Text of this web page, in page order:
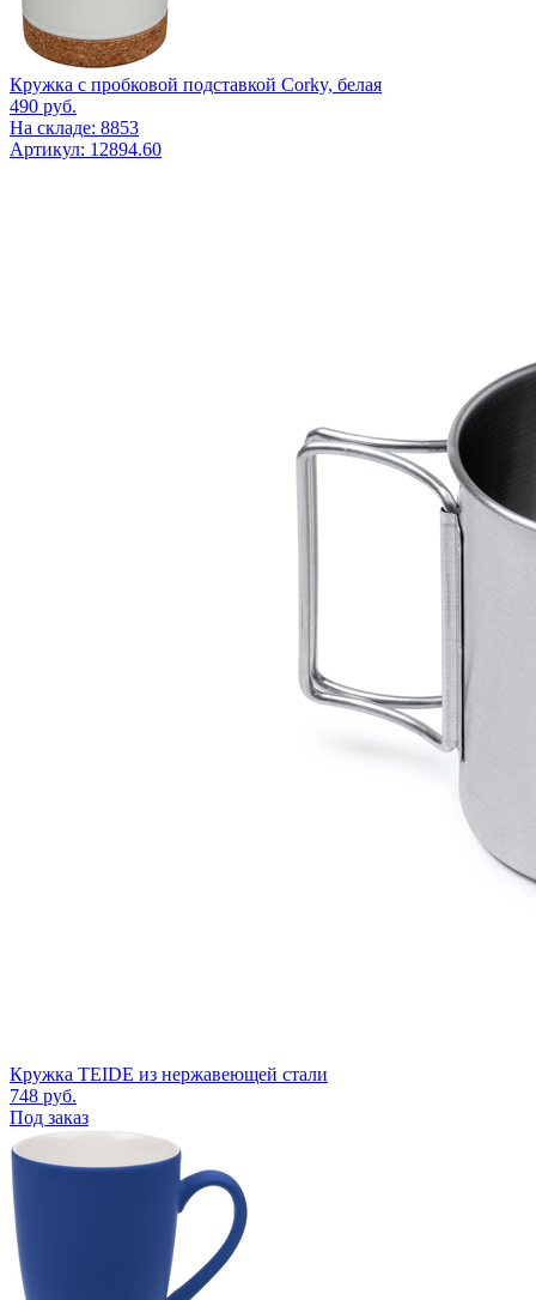
Кружка с пробковой подставкой Corky, белая
490 руб.
На складе: 8853
Артикул: 12894.60
Кружка TEIDE из нержавеющей стали
748 руб.
Под заказ